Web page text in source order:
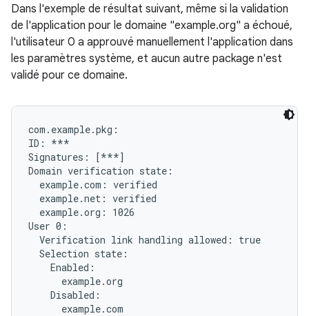
Dans l'exemple de résultat suivant, même si la validation
de l'application pour le domaine "example.org" a échoué,
l'utilisateur 0 a approuvé manuellement l'application dans
les paramètres système, et aucun autre package n'est
validé pour ce domaine.
com.example.pkg:
ID: ***
Signatures: [***]
Domain verification state:
  example.com: verified
  example.net: verified
  example.org: 1026
User 0:
  Verification link handling allowed: true
  Selection state:
    Enabled:
      example.org
    Disabled:
      example.com